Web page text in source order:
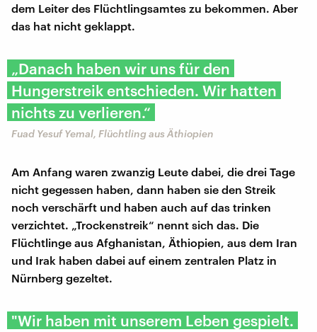
dem Leiter des Flüchtlingsamtes zu bekommen. Aber
das hat nicht geklappt.
„Danach haben wir uns für den
Hungerstreik entschieden. Wir hatten
nichts zu verlieren.“
Fuad Yesuf Yemal, Flüchtling aus Äthiopien
Am Anfang waren zwanzig Leute dabei, die drei Tage
nicht gegessen haben, dann haben sie den Streik
noch verschärft und haben auch auf das trinken
verzichtet. „Trockenstreik“ nennt sich das. Die
Flüchtlinge aus Afghanistan, Äthiopien, aus dem Iran
und Irak haben dabei auf einem zentralen Platz in
Nürnberg gezeltet.
"Wir haben mit unserem Leben gespielt.